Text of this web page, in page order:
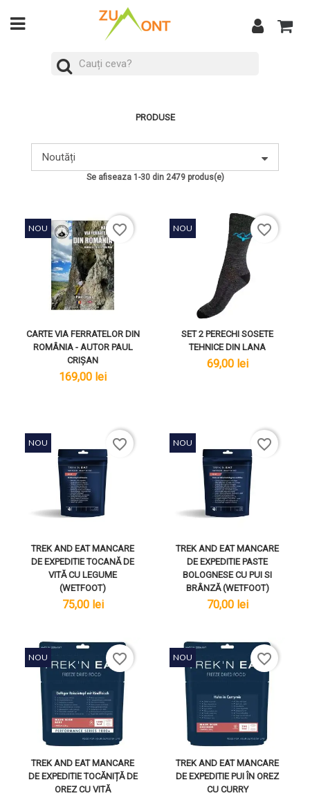
PRODUSE
Noutăți
Se afiseaza 1-30 din 2479 produs(e)
CARTE VIA FERRATELOR DIN
ROMÂNIA - AUTOR PAUL
CRIȘAN
lei
169,00 lei
NOU favorite_border
SET 2 PERECHI SOSETE
TEHNICE DIN LANA
lei
69,00 lei
NOU favorite_border
TREK AND EAT MANCARE
DE EXPEDITIE TOCANĂ DE
VITĂ CU LEGUME
(WETFOOT)
lei
75,00 lei
NOU favorite_border
TREK AND EAT MANCARE
DE EXPEDITIE PASTE
BOLOGNESE CU PUI SI
BRÂNZĂ (WETFOOT)
lei
70,00 lei
NOU favorite_border
TREK AND EAT MANCARE
DE EXPEDITIE TOCĂNIȚĂ DE
OREZ CU VITĂ
NOU favorite_border
TREK AND EAT MANCARE
DE EXPEDITIE PUI ÎN OREZ
CU CURRY
NOU favorite_border